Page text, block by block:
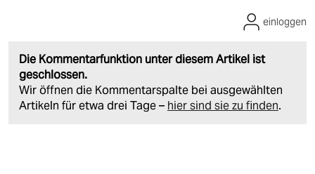
Die Kommentarfunktion unter diesem Artikel ist
geschlossen.
Wir öffnen die Kommentarspalte bei ausgewählten
Artikeln für etwa drei Tage – hier sind sie zu finden.
einloggen